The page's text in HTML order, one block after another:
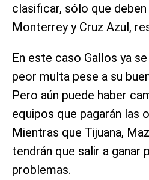
clasificar, sólo que
Monterrey y Cruz Azul,
En este caso Gallos ya
peor multa pese a su
Pero aún puede haber
equipos que pagarán las
Mientras que Tijuana,
tendrán que salir a ganar
problemas.